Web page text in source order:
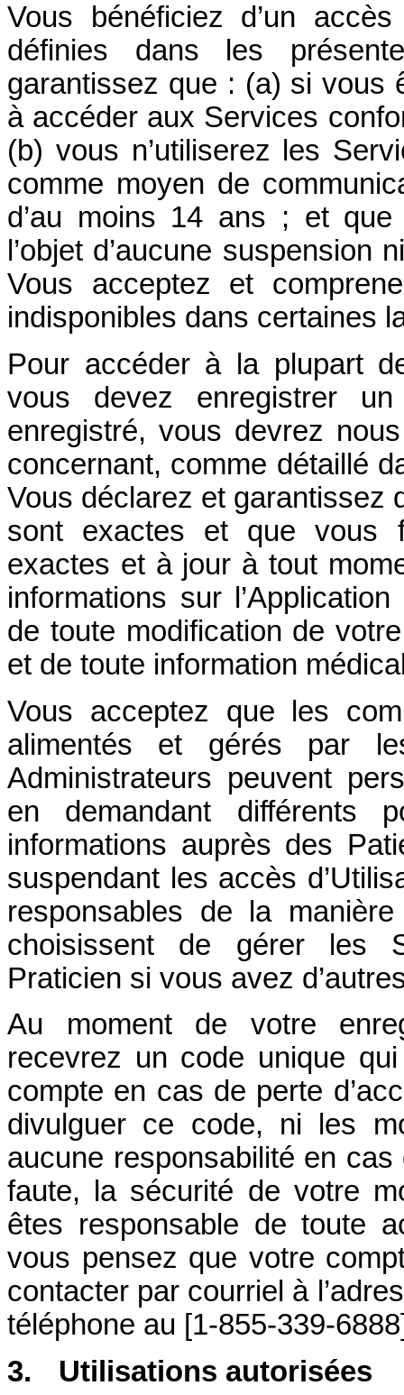
Vous bénéficiez d’un
définies dans les
garantissez que : (a) si vous
à accéder aux Services
(b) vous n’utiliserez les
comme moyen de
d’au moins 14 ans ; et que
l’objet d’aucune
Vous acceptez et
indisponibles dans certaines
Pour accéder à la plupart
vous devez enregistrer
enregistré, vous devrez
concernant, comme détaillé
Vous déclarez et garantissez
sont exactes et que vous
exactes et à jour à tout
informations sur
de toute modification de
et de toute information
Vous acceptez que les
alimentés et gérés par
Administrateurs peuvent
en demandant différents
informations auprès des
suspendant les accès
responsables de la
choisissent de gérer les
Praticien si vous avez
Au moment de votre
recevrez un code unique
compte en cas de perte
divulguer ce code, ni les
aucune responsabilité en
faute, la sécurité de votre
êtes responsable de toute
vous pensez que votre
contacter par courriel à
téléphone au [1-855-339-
3.
Utilisations autorisées